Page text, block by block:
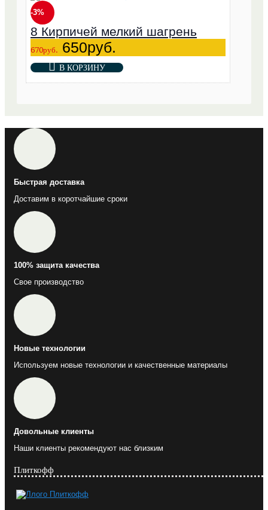
-3%
8 Кирпичей мелкий шагрень
670руб. 650руб.
В КОРЗИНУ
Быстрая доставка
Доставим в коротчайшие сроки
100% защита качества
Свое производство
Новые технологии
Используем новые технологии и качественные материалы
Довольные клиенты
Наши клиенты рекомендуют нас близким
Плиткофф